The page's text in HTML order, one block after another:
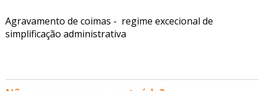
Agravamento de coimas - regime excecional de
simplificação administrativa